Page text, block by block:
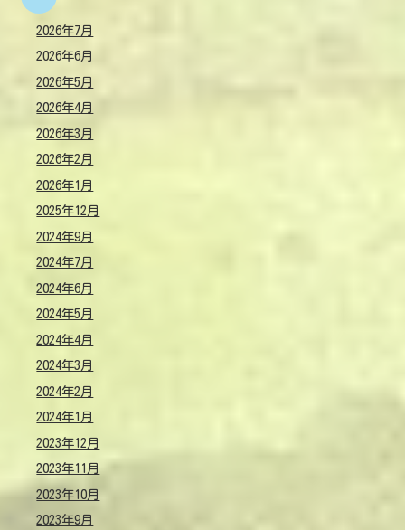
2026年7月
2026年6月
2026年5月
2026年4月
2026年3月
2026年2月
2026年1月
2025年12月
2024年9月
2024年7月
2024年6月
2024年5月
2024年4月
2024年3月
2024年2月
2024年1月
2023年12月
2023年11月
2023年10月
2023年9月